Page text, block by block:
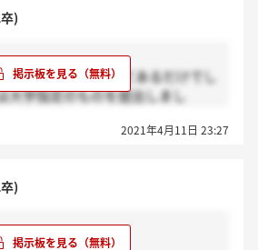
)
も、履歴書と書いてあるだけでし
大学指定のものを提出しまし
2021年4月11日 23:27
)